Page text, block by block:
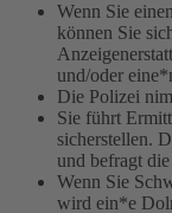
Wenn Sie
können Sie
und/oder
Die Polizei
Sie führt
sicherstellen.
und befragt
Wenn Sie
wird ein*e